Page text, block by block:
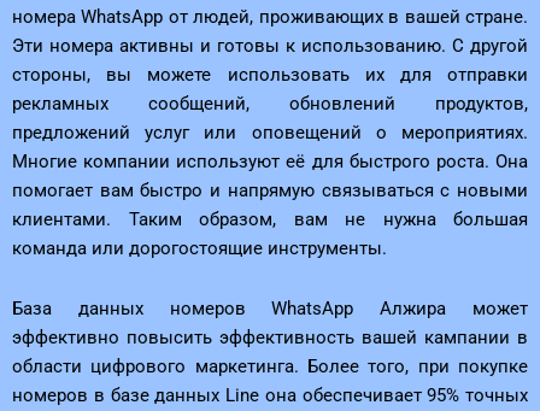
номера WhatsApp от людей, проживающих в вашей стране.
Эти номера активны и готовы к использованию. С другой
стороны, вы можете использовать их для отправки
рекламных сообщений, обновлений продуктов,
предложений услуг или оповещений о мероприятиях.
Многие компании используют её для быстрого роста. Она
помогает вам быстро и напрямую связываться с новыми
клиентами. Таким образом, вам не нужна большая
команда или дорогостоящие инструменты.
База данных номеров WhatsApp Алжира может
эффективно повысить эффективность вашей кампании в
области цифрового маркетинга. Более того, при покупке
номеров в базе данных Line она обеспечивает 95% точных